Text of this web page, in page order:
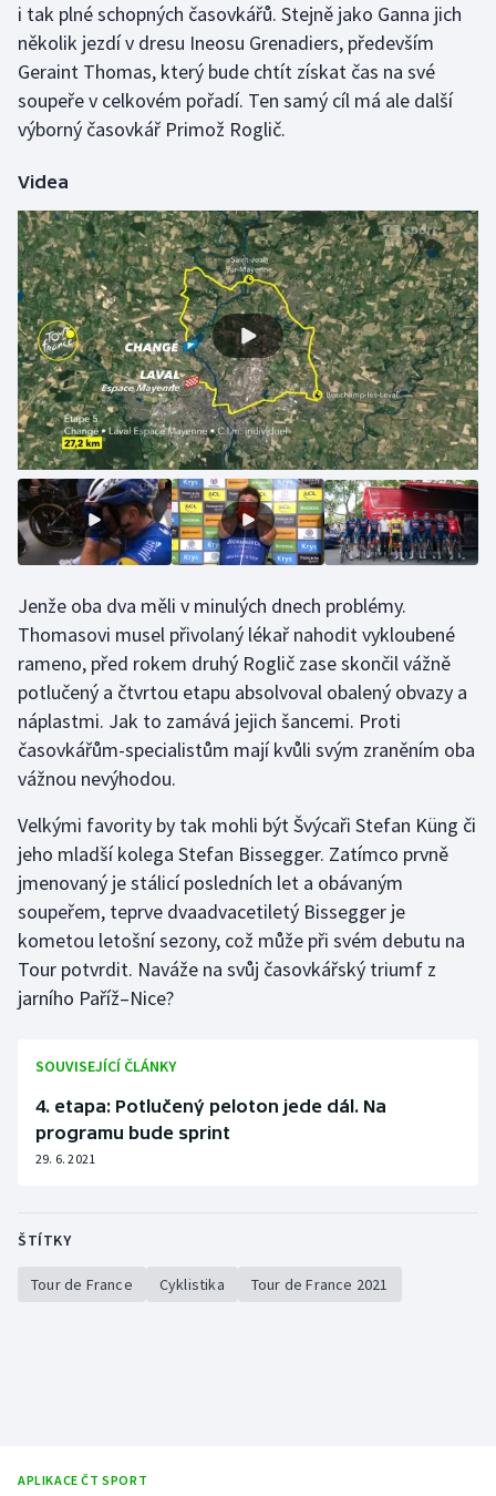
Plavání
Plážový volejbal
Ragby
Rychlobruslení
Rychlostní kanoistika
Short track
Sportovní střelba
Stolní tenis
Triatlon
Veslování
Vodní slalom
Volejbal
Ostatní
i tak plné schopných časovkářů. Stejně jako Ganna jich
několik jezdí v dresu Ineosu Grenadiers, především
Geraint Thomas, který bude chtít získat čas na své
soupeře v celkovém pořadí. Ten samý cíl má ale další
výborný časovkář Primož Roglič.
Videa
Jenže oba dva měli v minulých dnech problémy.
Thomasovi musel přivolaný lékař nahodit vykloubené
rameno, před rokem druhý Roglič zase skončil vážně
potlučený a čtvrtou etapu absolvoval obalený obvazy a
náplastmi. Jak to zamává jejich šancemi. Proti
časovkářům-specialistům mají kvůli svým zraněním oba
vážnou nevýhodou.
Velkými favority by tak mohli být Švýcaři Stefan Küng či
jeho mladší kolega Stefan Bissegger. Zatímco prvně
jmenovaný je stálicí posledních let a obávaným
soupeřem, teprve dvaadvacetiletý Bissegger je
kometou letošní sezony, což může při svém debutu na
Tour potvrdit. Naváže na svůj časovkářský triumf z
jarního Paříž–Nice?
SOUVISEJÍCÍ ČLÁNKY
4. etapa: Potlučený peloton jede dál. Na
programu bude sprint
29. 6. 2021
ŠTÍTKY
Tour de France Cyklistika Tour de France 2021
APLIKACE ČT SPORT